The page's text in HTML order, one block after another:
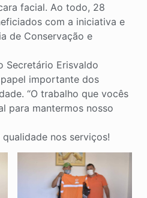
facial. Ao todo, 28
com a iniciativa e
de Conservação e
Secretário Erisvaldo
importante dos
“O trabalho que vocês
para mantermos nosso
nos serviços!